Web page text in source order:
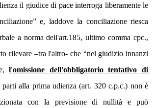
il giudice di pace interroga liberamente le
e, laddove la conciliazione riesca
a norma dell'art.185, ultimo comma cpc.,
rilevare –tra l'altro- che “nel giudizio innanzi
l'omissione dell'obbligatorio tentativo di
parti alla prima udienza (art. 320 c.p.c.) non è
con la previsione di nullità e può